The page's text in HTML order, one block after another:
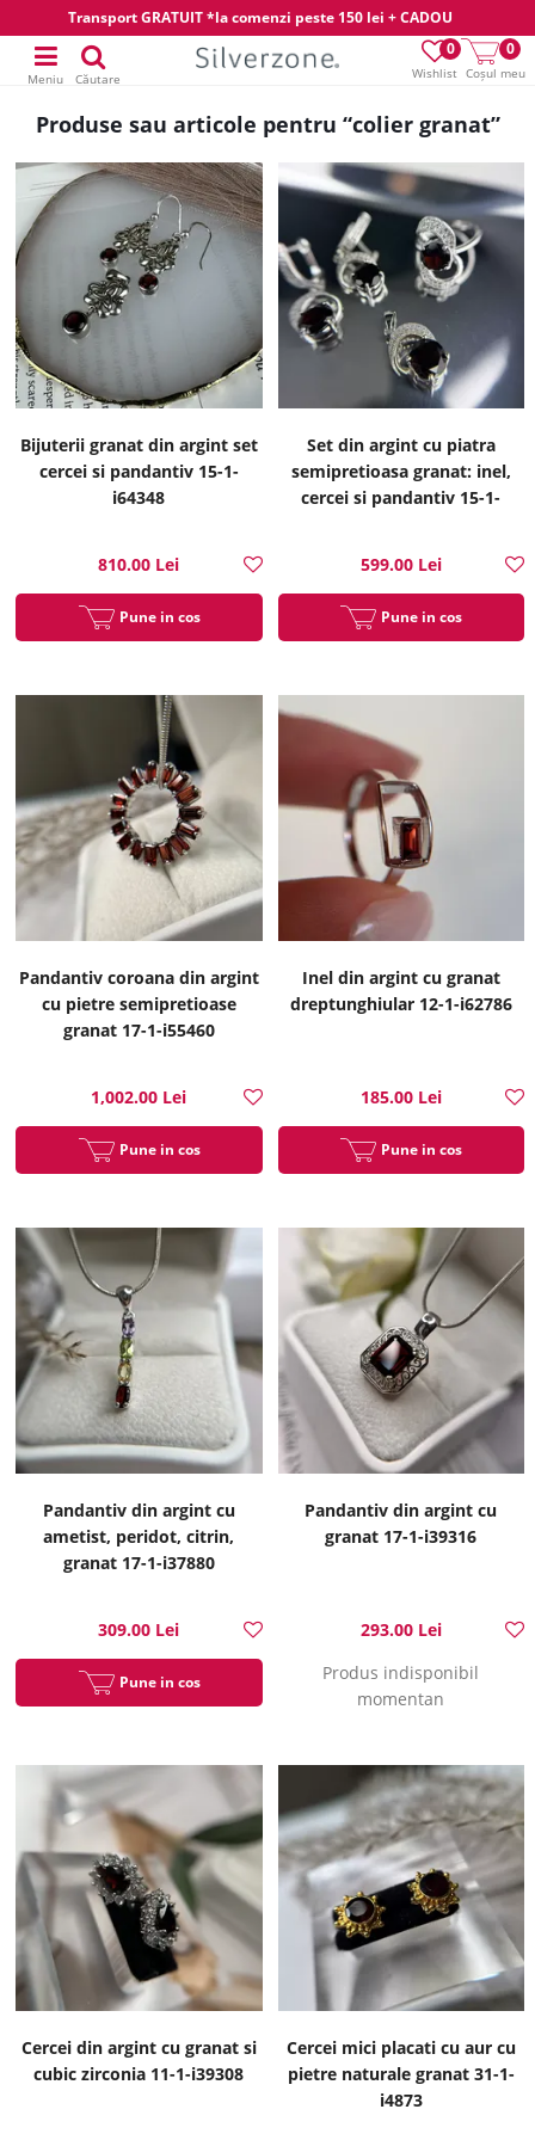
Transport GRATUIT *la comenzi peste 150 lei + CADOU
Wishlist
0
Coșul meu
0
Meniu Căutare
Produse sau articole pentru “colier granat”
Bijuterii granat din argint set
cercei si pandantiv 15-1-
i64348
810.00 Lei
Pune in cos
Set din argint cu piatra
semipretioasa granat: inel,
cercei si pandantiv 15-1-
599.00 Lei
Pune in cos
Pandantiv coroana din argint
cu pietre semipretioase
granat 17-1-i55460
1,002.00 Lei
Pune in cos
Inel din argint cu granat
dreptunghiular 12-1-i62786
185.00 Lei
Pune in cos
Pandantiv din argint cu
ametist, peridot, citrin,
granat 17-1-i37880
309.00 Lei
Pune in cos
Pandantiv din argint cu
granat 17-1-i39316
293.00 Lei
Produs indisponibil
momentan
Cercei din argint cu granat si
cubic zirconia 11-1-i39308
Cercei mici placati cu aur cu
pietre naturale granat 31-1-
i4873